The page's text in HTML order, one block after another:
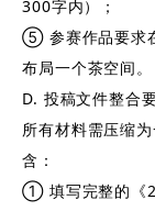
300字内）；
⑤ 参赛作品要求
布局一个茶空间。
D. 投稿文件整合
所有材料需压缩
含：
① 填写完整的《